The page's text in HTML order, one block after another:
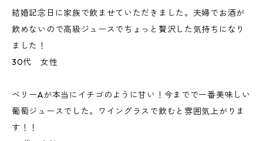
結婚記念日に家族で飲ませていただきました。夫婦でお酒が
飲めないので高級ジュースでちょっと贅沢した気持ちになり
ました！
30代 女性
ベリーAが本当にイチゴのように甘い！今までで一番美味しい
葡萄ジュースでした。ワイングラスで飲むと雰囲気上がりま
す！！